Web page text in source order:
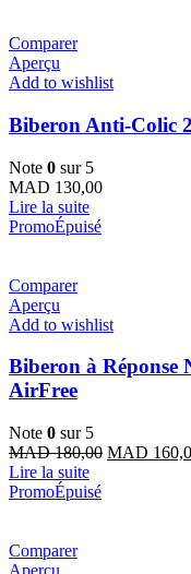
Comparer
Aperçu
Add to wishlist
Biberon Anti-Colic
Note 0 sur 5
MAD 130,00
Lire la suite
PromoÉpuisé
Comparer
Aperçu
Add to wishlist
Biberon à Réponse
AirFree
Note 0 sur 5
MAD180,00 Le
MAD
Lire la suite
PromoÉpuisé
Comparer
Aperçu